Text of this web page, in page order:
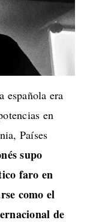
española era
en
Países
supo
faro en
como el
de